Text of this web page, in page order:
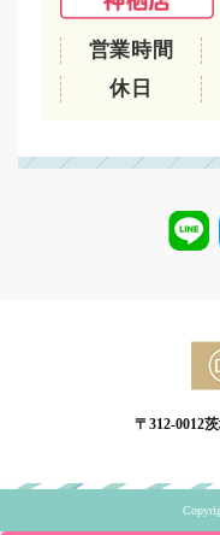
営業時間
休日
〒312-0012